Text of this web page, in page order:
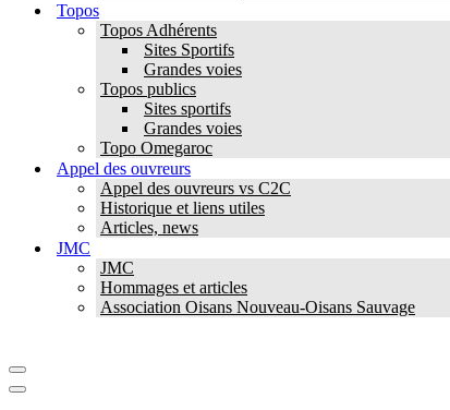
Topos
Topos Adhérents
Sites Sportifs
Grandes voies
Topos publics
Sites sportifs
Grandes voies
Topo Omegaroc
Appel des ouvreurs
Appel des ouvreurs vs C2C
Historique et liens utiles
Articles, news
JMC
JMC
Hommages et articles
Association Oisans Nouveau-Oisans Sauvage
Menu
de
Menu